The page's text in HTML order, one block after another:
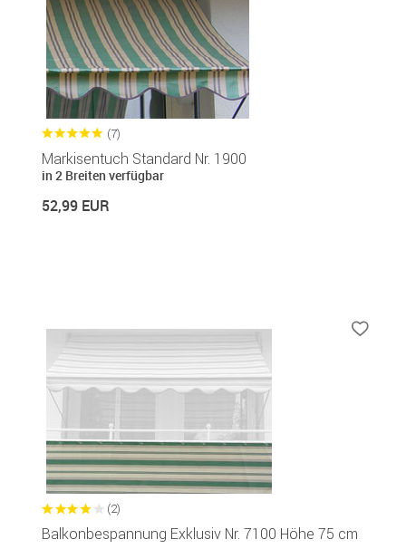
(7)
Markisentuch Standard Nr. 1900
in 2 Breiten verfügbar
52,99 EUR
(2)
Balkonbespannung Exklusiv Nr. 7100 Höhe 75 cm